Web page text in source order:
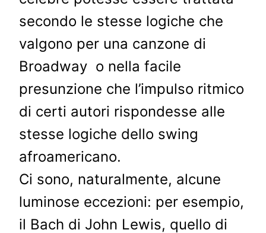
secondo le stesse logiche che
valgono per una canzone di
Broadway o nella facile
presunzione che l’impulso ritmico
di certi autori rispondesse alle
stesse logiche dello swing
afroamericano.
Ci sono, naturalmente, alcune
luminose eccezioni: per esempio,
il Bach di John Lewis, quello di